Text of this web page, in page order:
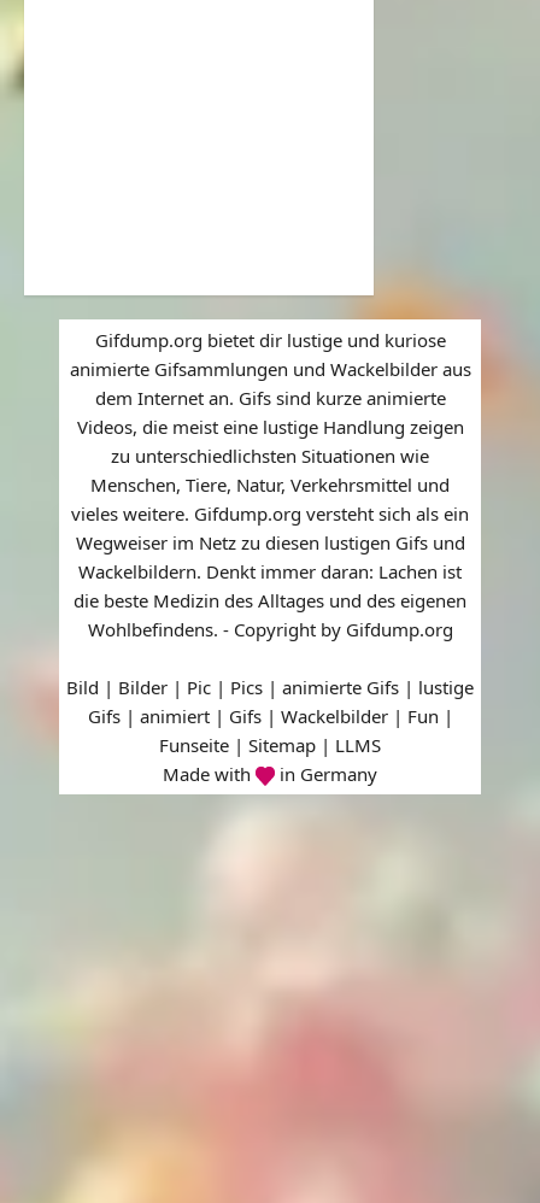
Gifdump.org bietet dir lustige und kuriose
animierte Gifsammlungen und Wackelbilder aus
dem Internet an. Gifs sind kurze animierte
Videos, die meist eine lustige Handlung zeigen
zu unterschiedlichsten Situationen wie
Menschen, Tiere, Natur, Verkehrsmittel und
vieles weitere. Gifdump.org versteht sich als ein
Wegweiser im Netz zu diesen lustigen Gifs und
Wackelbildern. Denkt immer daran: Lachen ist
die beste Medizin des Alltages und des eigenen
Wohlbefindens. - Copyright by Gifdump.org
Bild | Bilder | Pic | Pics | animierte Gifs | lustige
Gifs | animiert | Gifs | Wackelbilder | Fun |
Funseite | Sitemap | LLMS
Made with
in Germany